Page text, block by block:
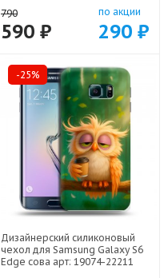
790
590 ₽
по акции
290 ₽
-25%
Дизайнерский силиконовый
чехол для Samsung Galaxy S6
Edge сова арт: 19074-22211